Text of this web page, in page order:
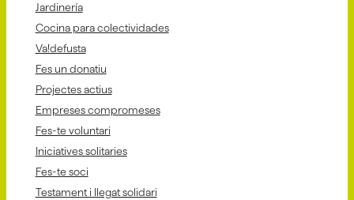
Jardinería
Cocina para colectividades
Va!defusta
Fes un donatiu
Projectes actius
Empreses compromeses
Fes-te voluntari
Iniciatives solitaries
Fes-te soci
Testament i llegat solidari